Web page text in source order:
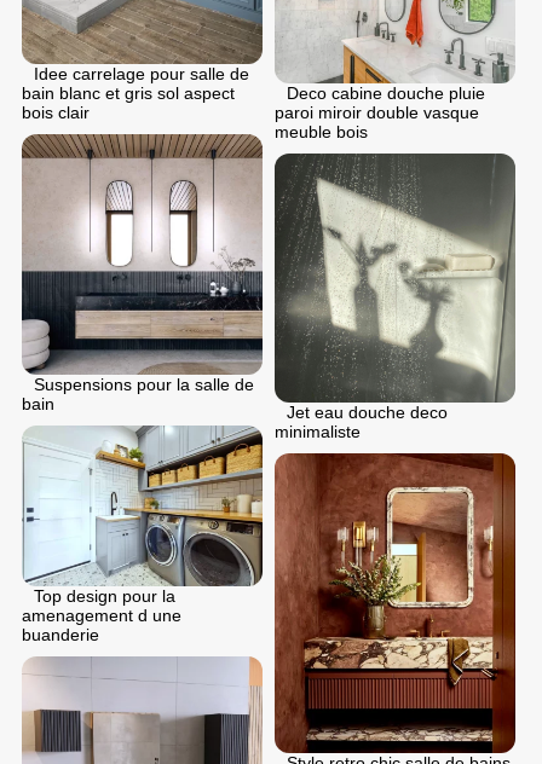
Idee carrelage pour salle de
bain blanc et gris sol aspect
bois clair
Deco cabine douche pluie
paroi miroir double vasque
meuble bois
Suspensions pour la salle de
bain
Jet eau douche deco
minimaliste
Top design pour la
amenagement d une
buanderie